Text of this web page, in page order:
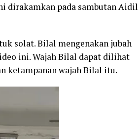
dirakamkan pada sambutan Aidil
solat. Bilal mengenakan jubah
ini. Wajah Bilal dapat dilihat
ketampanan wajah Bilal itu.